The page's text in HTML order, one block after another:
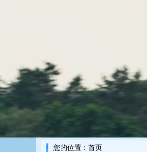
您的位置： 首页